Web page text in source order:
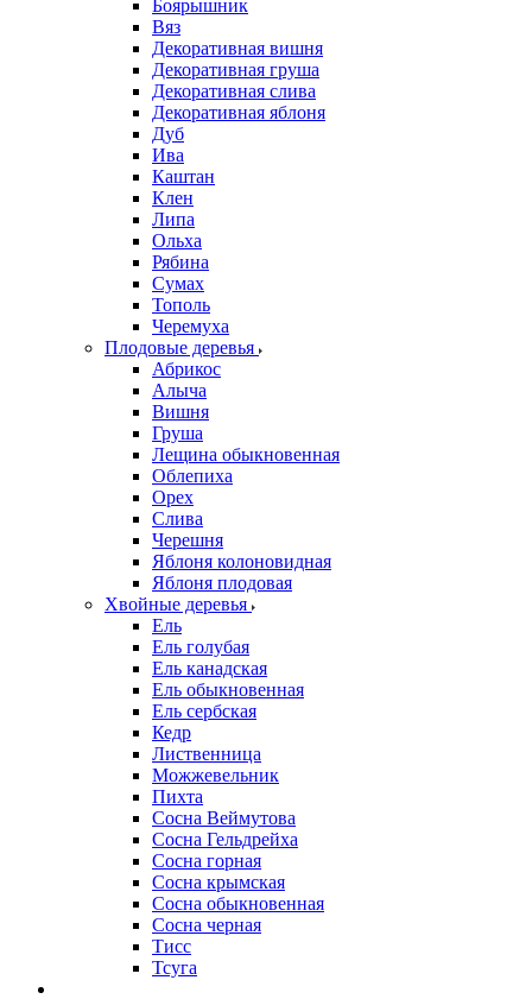
Боярышник
Вяз
Декоративная вишня
Декоративная груша
Декоративная слива
Декоративная яблоня
Дуб
Ива
Каштан
Клен
Липа
Ольха
Рябина
Сумах
Тополь
Черемуха
Плодовые деревья
Абрикос
Алыча
Вишня
Груша
Лещина обыкновенная
Облепиха
Орех
Слива
Черешня
Яблоня колоновидная
Яблоня плодовая
Хвойные деревья
Ель
Ель голубая
Ель канадская
Ель обыкновенная
Ель сербская
Кедр
Лиственница
Можжевельник
Пихта
Сосна Веймутова
Сосна Гельдрейха
Сосна горная
Сосна крымская
Сосна обыкновенная
Сосна черная
Тисс
Тсуга